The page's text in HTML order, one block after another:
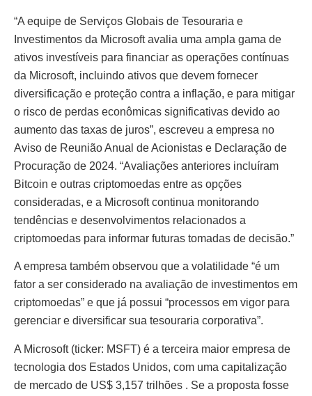
“A equipe de Serviços Globais de Tesouraria e
Investimentos da Microsoft avalia uma ampla gama de
ativos investíveis para financiar as operações contínuas
da Microsoft, incluindo ativos que devem fornecer
diversificação e proteção contra a inflação, e para mitigar
o risco de perdas econômicas significativas devido ao
aumento das taxas de juros”, escreveu a empresa no
Aviso de Reunião Anual de Acionistas e Declaração de
Procuração de 2024. “Avaliações anteriores incluíram
Bitcoin e outras criptomoedas entre as opções
consideradas, e a Microsoft continua monitorando
tendências e desenvolvimentos relacionados a
criptomoedas para informar futuras tomadas de decisão.”
A empresa também observou que a volatilidade “é um
fator a ser considerado na avaliação de investimentos em
criptomoedas” e que já possui “processos em vigor para
gerenciar e diversificar sua tesouraria corporativa”.
A Microsoft (ticker: MSFT) é a terceira maior empresa de
tecnologia dos Estados Unidos, com uma capitalização
de mercado de US$ 3,157 trilhões . Se a proposta fosse